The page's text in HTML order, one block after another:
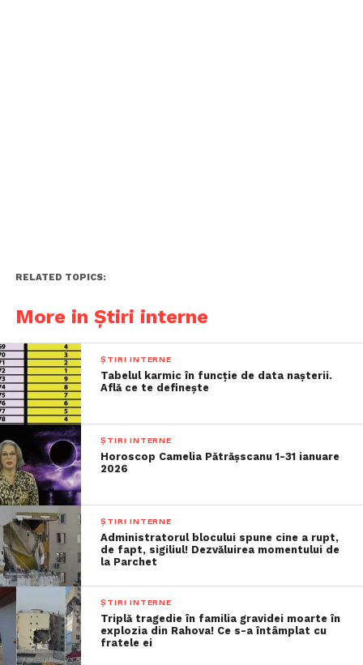
RELATED TOPICS:
More in Știri interne
ȘTIRI INTERNE
Tabelul karmic în funcție de data nașterii.
Află ce te definește
ȘTIRI INTERNE
Horoscop Camelia Pătrășscanu 1-31 ianuare
2026
ȘTIRI INTERNE
Administratorul blocului spune cine a rupt,
de fapt, sigiliul! Dezvăluirea momentului de
la Parchet
ȘTIRI INTERNE
Triplă tragedie în familia gravidei moarte în
explozia din Rahova! Ce s-a întâmplat cu
fratele ei